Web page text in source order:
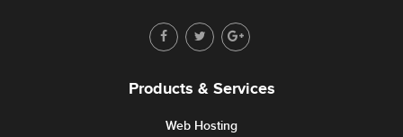
Products & Services
Web Hosting